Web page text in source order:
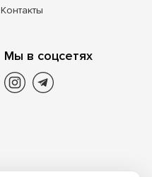
Контакты
Мы в соцсетях